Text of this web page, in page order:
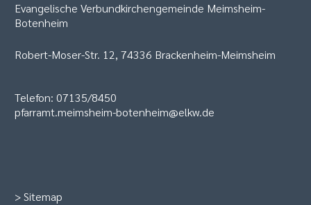
Evangelische Verbundkirchengemeinde Meimsheim-
Botenheim
Robert-Moser-Str. 12, 74336 Brackenheim-Meimsheim
Telefon: 07135/8450
pfarramt.meimsheim-botenheim@elkw.de
>Sitemap